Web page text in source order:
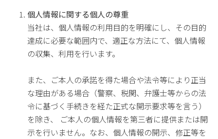
個人情報に関する個人の尊重
当社は、個人情報の利用目的を明確にし、その目的
達成に必要な範囲内で、適正な方法にて、個人情報
の収集、利用を行います。
また、ご本人の承諾を得た場合や法令等により正当
な理由がある場合（警察、税関、弁護士等からの法
令に基づく手続きを経た正式な開示要求等を言う）
を除き、 ご本人の個人情報を第三者に提供または開
示を行いません。なお、個人情報の開示、修正等を